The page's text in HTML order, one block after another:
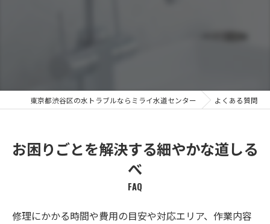
東京都渋谷区の水トラブルならミライ水道センター よくある質問
お困りごとを解決する細やかな道しる
べ
FAQ
修理にかかる時間や費用の目安や対応エリア、作業内容